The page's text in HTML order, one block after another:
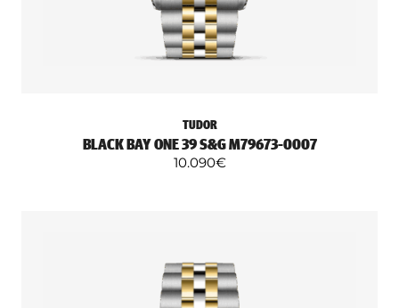
TUDOR
BLACK BAY ONE 39 S&G M79673-0007
10.090€